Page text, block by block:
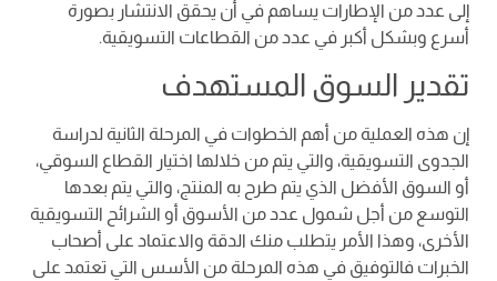
إلى عدد من الإطارات يساهم في أن يحقق الانتشار بصورة
أسرع وبشكل أكبر في عدد من القطاعات التسويقية.
تقدير السوق المستهدف
إن هذه العملية من أهم الخطوات في المرحلة الثانية لدراسة
الجدوى التسويقية، والتي يتم من خلالها اختيار القطاع السوقي،
أو السوق الأفضل الذي يتم طرح به المنتج، والتي يتم بعدها
التوسع من أجل شمول عدد من الأسوق أو الشرائح التسويقية
الأخرى، وهذا الأمر يتطلب منك الدقة والاعتماد على أصحاب
الخبرات فالتوفيق في هذه المرحلة من الأسس التي تعتمد على